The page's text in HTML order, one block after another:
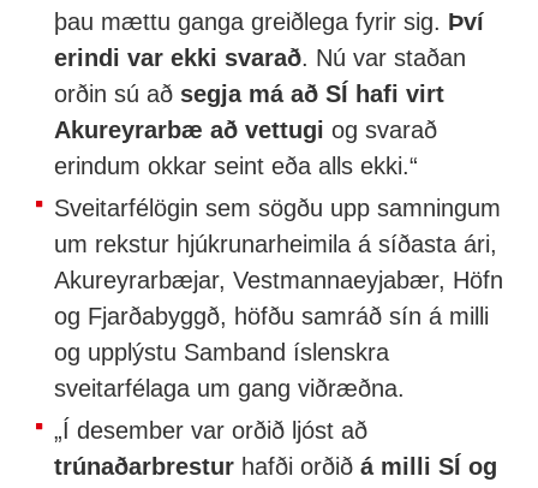
þau mættu ganga greiðlega fyrir sig. Því
erindi var ekki svarað. Nú var staðan
orðin sú að segja má að SÍ hafi virt
Akureyrarbæ að vettugi og svarað
erindum okkar seint eða alls ekki.“
Sveitarfélögin sem sögðu upp samningum
um rekstur hjúkrunarheimila á síðasta ári,
Akureyrarbæjar, Vestmannaeyjabær, Höfn
og Fjarðabyggð, höfðu samráð sín á milli
og upplýstu Samband íslenskra
sveitarfélaga um gang viðræðna.
„Í desember var orðið ljóst að
trúnaðarbrestur hafði orðið á milli SÍ og